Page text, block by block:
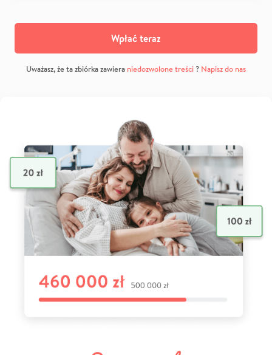
Wpłać teraz
Uważasz, że ta zbiórka zawiera niedozwolone treści? Napisz do nas